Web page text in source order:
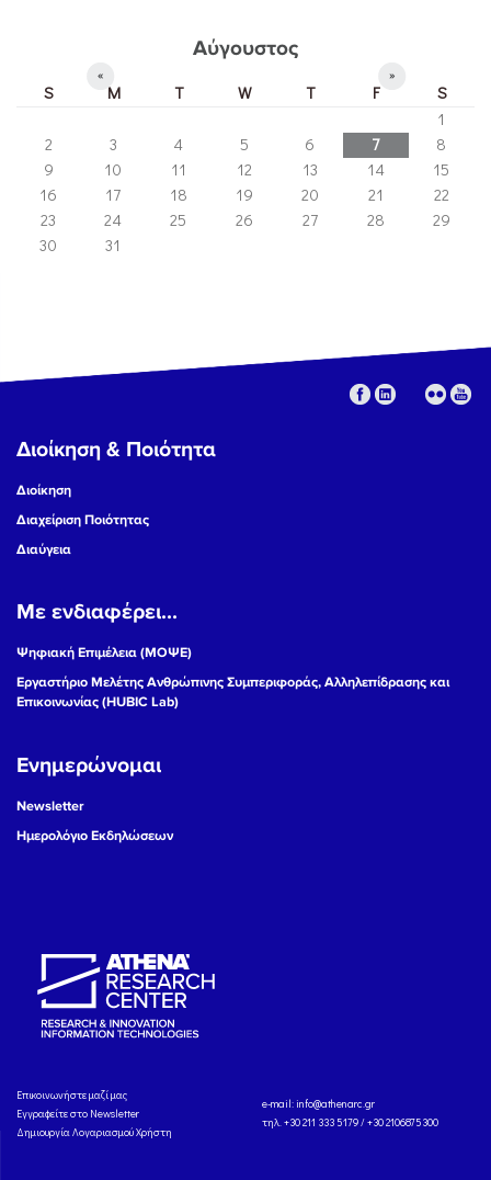
Αύγουστος
« »
S M T W T F
S
1
2
3 4 5 6 7
8
9
10 11 12 13 14
15
16
17 18 19 20 21
22
23
24 25 26 27 28
29
30
31
Διοίκηση & Ποιότητα
Διοίκηση
Διαχείριση Ποιότητας
Διαύγεια
Με ενδιαφέρει...
Ψηφιακή Επιμέλεια (ΜΟΨΕ)
Εργαστήριο Μελέτης Ανθρώπινης Συμπεριφοράς, Αλληλεπίδρασης και
Επικοινωνίας (HUBIC Lab)
Ενημερώνομαι
Newsletter
Ημερολόγιο Εκδηλώσεων
Eπικοινωνήστε μαζί μας
Εγγραφείτε στο Newsletter
Δημιουργία Λογαριασμού Χρήστη
e-mail: info@athenarc.gr
τηλ. +30 211 333 5179 / +30 2106875300